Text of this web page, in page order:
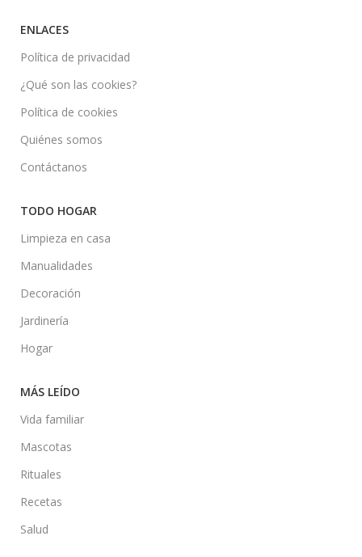
ENLACES
Política de privacidad
¿Qué son las cookies?
Política de cookies
Quiénes somos
Contáctanos
TODO HOGAR
Limpieza en casa
Manualidades
Decoración
Jardinería
Hogar
MÁS LEÍDO
Vida familiar
Mascotas
Rituales
Recetas
Salud